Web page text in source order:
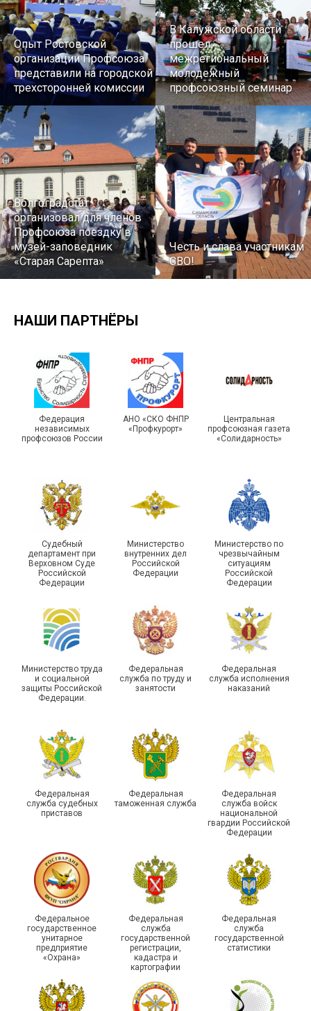
Опыт Ростовской
организации Профсоюза
представили на городской
трехсторонней комиссии
В Калужской области
прошел
межрегиональный
молодежный
профсоюзный семинар
Волгоградстат
организовал для членов
Профсоюза поездку в
музей-заповедник
«Старая Сарепта»
Честь и слава участникам
СВО!
IX Туристический слёт
Московской городской
организации Профсоюза
Турслет и Спартакиада –
праздники спорта и
туризма прошли в Омской
области
Чествование ветеранов
боевых действий
Самарской области
Подписано соглашение с
области
Единство традиций и сила
организаций ГУФСИН
России по Пермскому
краю приняли участие в
туристическом слете
215-й юбилей
государственной
статистики отметили в
Республике Саха (Якутия)
Храбрым детям – добрые
подарки
НАШИ ПАРТНЁРЫ
Федерация
независимых
профсоюзов России
АНО «СКО ФНПР
«Профкурорт»
Центральная
профсоюзная газета
«Солидарность»
Судебный
департамент при
Верховном Суде
Российской
Федерации
Министерство
внутренних дел
Российской
Федерации
Министерство по
чрезвычайным
ситуациям
Российской
Федерации
Министерство труда
и социальной
защиты Российской
Федерации.
Федеральная
служба по труду и
занятости
Федеральная
служба исполнения
наказаний
Федеральная
служба судебных
приставов
Федеральная
таможенная служба
Федеральная
служба войск
национальной
гвардии Российской
Федерации
Федеральное
государственное
унитарное
предприятие
«Охрана»
Федеральная
служба
государственной
регистрации,
кадастра и
картографии
Федеральная
служба
государственной
статистики